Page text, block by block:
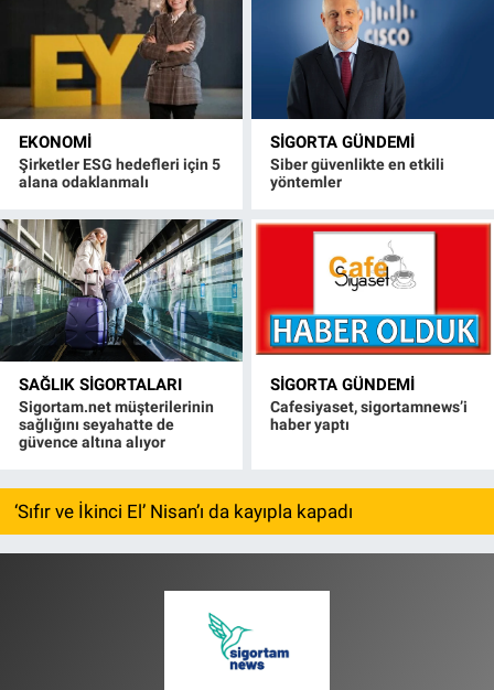
EKONOMI
Şirketler ESG hedefleri için 5
alana odaklanmalı
SIGORTA GÜNDEMI
Siber güvenlikte en etkili
yöntemler
SAĞLIK SIGORTALARI
Sigortam.net müşterilerinin
sağlığını seyahatte de
güvence altına alıyor
SIGORTA GÜNDEMI
Cafesiyaset, sigortamnews’i
haber yaptı
‘Sıfır ve İkinci El’ Nisan’ı da kayıpla kapadı